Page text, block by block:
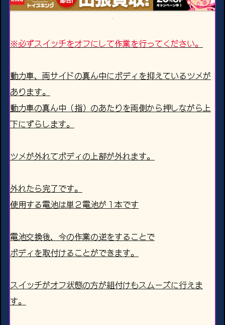
※必ずスイッチをオフにして作業を行ってください。
動力車、両サイドの真ん中にボディを抑えているツメが
あります。
動力車の真ん中（指）のあたりを両側から押しながら上
下にずらします。
ツメが外れてボディの上部が外れます。
外れたら完了です。
使用する電池は単２電池が１本です
電池交換後、今の作業の逆をすることで
ボディを取付けることができます。
スイッチがオフ状態の方が組付けもスムーズに行えま
す。